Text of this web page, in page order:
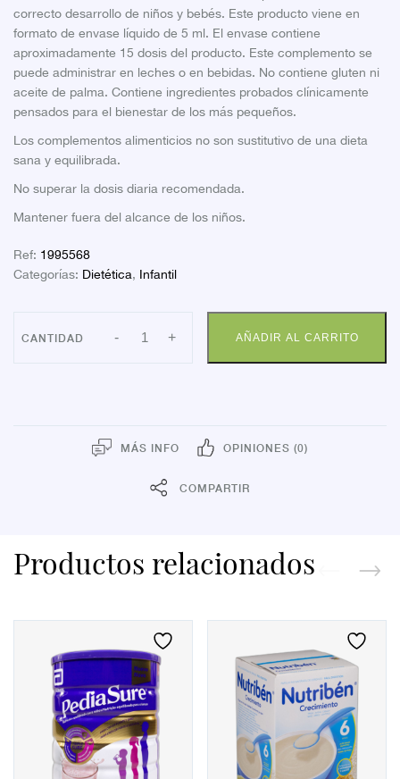
correcto desarrollo de niños y bebés. Este producto viene en
formato de envase líquido de 5 ml. El envase contiene
aproximadamente 15 dosis del producto. Este complemento se
puede administrar en leches o en bebidas. No contiene gluten ni
aceite de palma. Contiene ingredientes probados clínicamente
pensados para el bienestar de los más pequeños.
Los complementos alimenticios no son sustitutivo de una dieta
sana y equilibrada.
No superar la dosis diaria recomendada.
Mantener fuera del alcance de los niños.
Ref: 1995568
Categorías: Dietética, Infantil
- NANCARE
FLORA-
+ AÑADIR AL CARRITO
MÁS INFO OPINIONES (0)
COMPARTIR
Productos relacionados